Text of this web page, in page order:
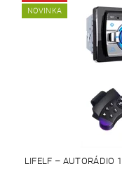
NOVINKA
LIFELF – AUTORÁDIO